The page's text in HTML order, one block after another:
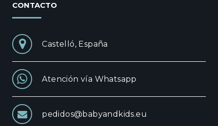
CONTACTO
Castelló, España
Atención vía Whatsapp
pedidos@babyandkids.eu